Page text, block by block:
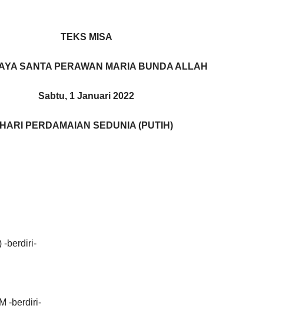
TEKS MISA
SANTA PERAWAN MARIA BUNDA ALLAH
Sabtu, 1 Januari 2022
HARI PERDAMAIAN SEDUNIA (PUTIH)
-berdiri-
-berdiri-